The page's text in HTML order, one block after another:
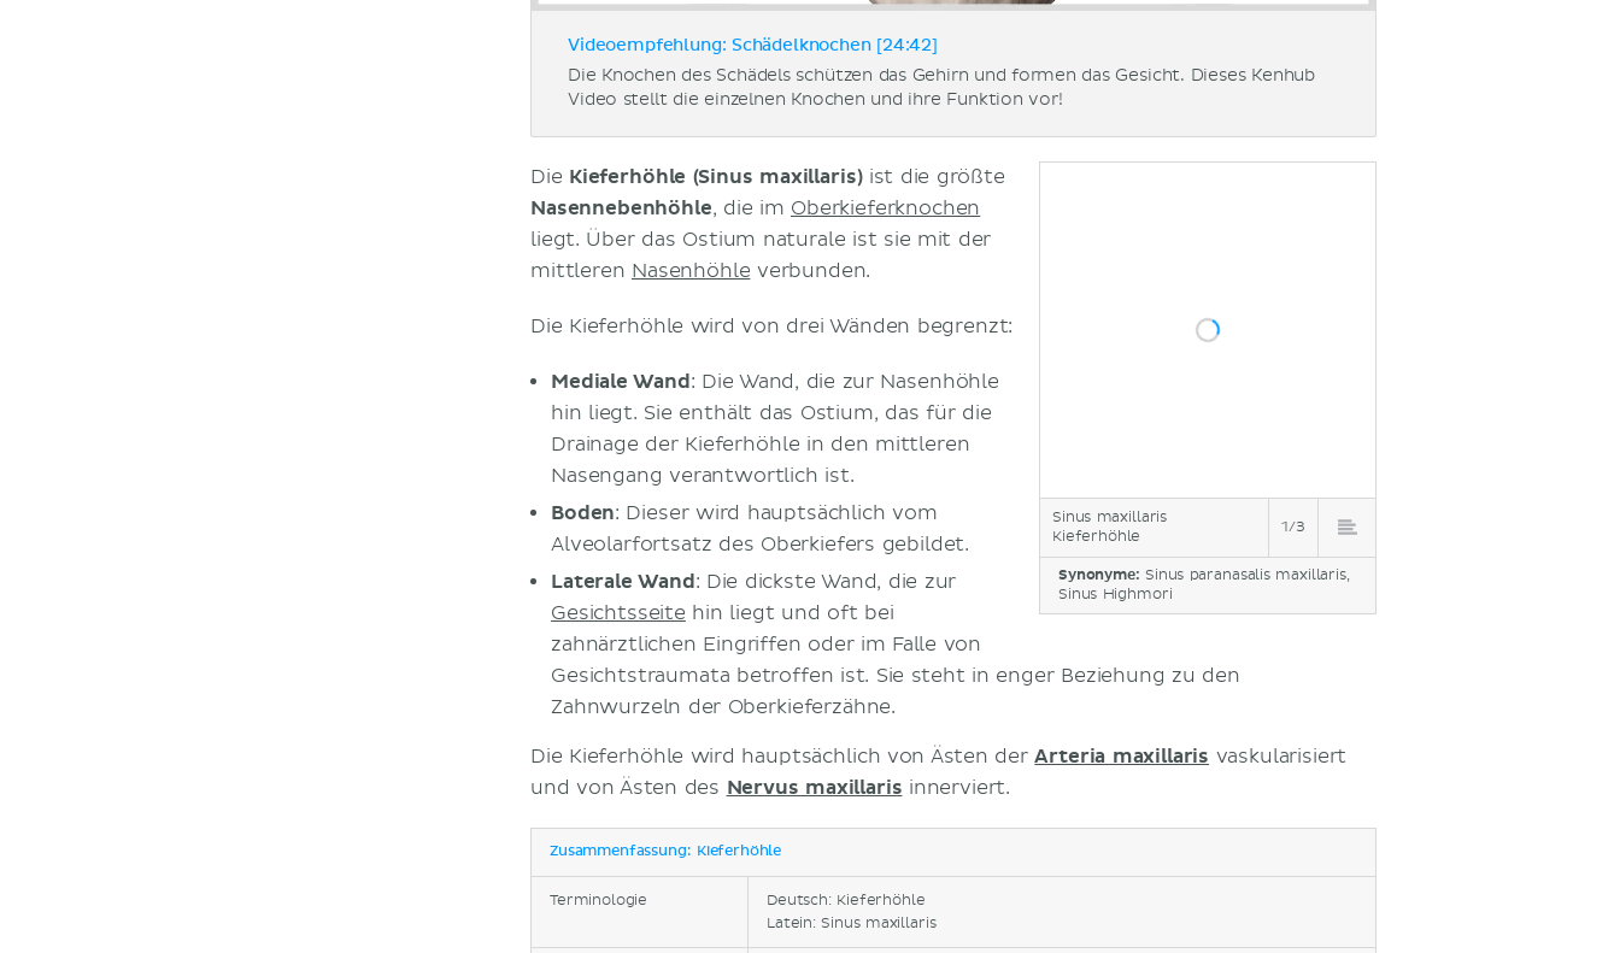
Videoempfehlung: Schädelknochen [24:42]
Die Knochen des Schädels schützen das Gehirn und formen das Gesicht. Dieses Kenhub
Video stellt die einzelnen Knochen und ihre Funktion vor!
Sinus maxillaris
Kieferhöhle
1/3
Synonyme: Sinus paranasalis maxillaris,
Sinus Highmori
Die Kieferhöhle (Sinus maxillaris) ist die größte
Nasennebenhöhle, die im Oberkieferknochen
liegt. Über das Ostium naturale ist sie mit der
mittleren Nasenhöhle verbunden.
Die Kieferhöhle wird von drei Wänden begrenzt:
Mediale Wand: Die Wand, die zur Nasenhöhle
hin liegt. Sie enthält das Ostium, das für die
Drainage der Kieferhöhle in den mittleren
Nasengang verantwortlich ist.
Boden: Dieser wird hauptsächlich vom
Alveolarfortsatz des Oberkiefers gebildet.
Laterale Wand: Die dickste Wand, die zur
Gesichtsseite hin liegt und oft bei
zahnärztlichen Eingriffen oder im Falle von
Gesichtstraumata betroffen ist. Sie steht in enger Beziehung zu den
Zahnwurzeln der Oberkieferzähne.
Die Kieferhöhle wird hauptsächlich von Ästen derArteria maxillaris vaskularisiert
und von Ästen des Nervus maxillaris innerviert.
Zusammenfassung: Kieferhöhle
Terminologie
Deutsch: Kieferhöhle
Latein: Sinus maxillaris